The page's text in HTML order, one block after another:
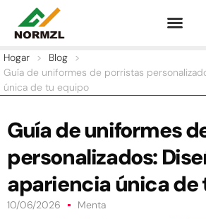
Hogar > Blog
>
Guía de uniformes de porristas
única de tu equipo
Guía de uniformes
personalizados:
apariencia única de
10/06/2026 Menta